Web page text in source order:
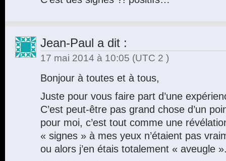
Jean-Paul a dit :
17 mai 2014 à 10:05 (UTC 2 )
Bonjour à toutes et à tous,
Juste pour vous faire part d’une
C’est peut-être pas grand chose d’un
pour moi, c’est tout comme une
« signes » à mes yeux n’étaient pas
ou alors j’en étais totalement « aveugle